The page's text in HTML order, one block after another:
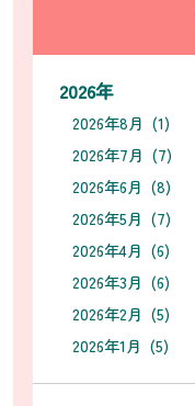
2026年
2026年8月 (1)
2026年7月 (7)
2026年6月 (8)
2026年5月 (7)
2026年4月 (6)
2026年3月 (6)
2026年2月 (5)
2026年1月 (5)